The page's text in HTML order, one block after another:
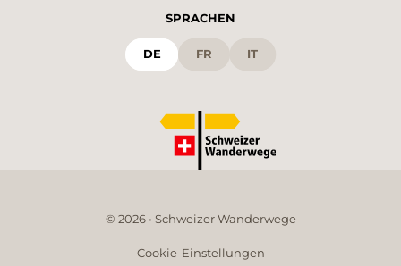
SPRACHEN
DE FR IT
© 2026 • Schweizer Wanderwege
Cookie-Einstellungen